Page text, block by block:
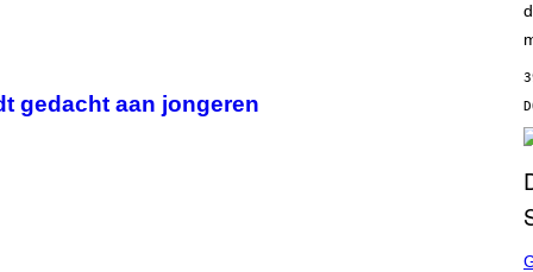
gedacht aan jongeren
C